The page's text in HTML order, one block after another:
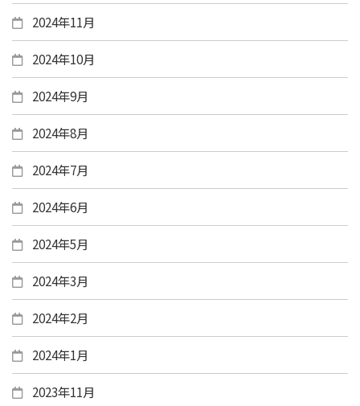
2024年11月
2024年10月
2024年9月
2024年8月
2024年7月
2024年6月
2024年5月
2024年3月
2024年2月
2024年1月
2023年11月